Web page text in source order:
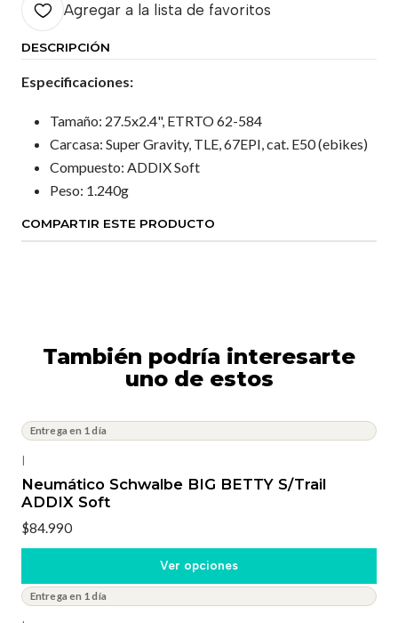
Agregar a la lista de favoritos
DESCRIPCIÓN
Especificaciones:
Tamaño: 27.5x2.4", ETRTO 62-584
Carcasa: Super Gravity, TLE, 67EPI, cat. E50 (ebikes)
Compuesto: ADDIX Soft
Peso: 1.240g
COMPARTIR ESTE PRODUCTO
También podría interesarte
uno de estos
Entrega en 1 día
|
Neumático Schwalbe BIG BETTY S/Trail
ADDIX Soft
$84.990
Ver opciones
Entrega en 1 día